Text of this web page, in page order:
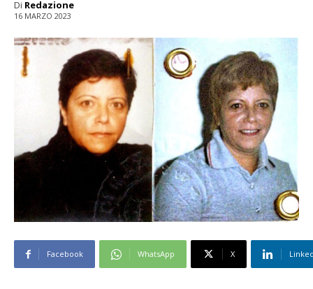
Di Redazione
16 MARZO 2023
Facebook WhatsApp X